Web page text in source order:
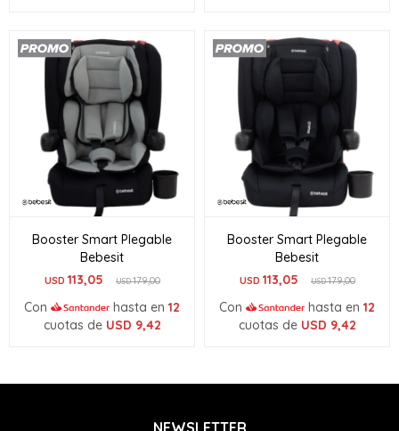
Booster Smart Plegable
Bebesit
USD 113,05 USD179,00
Con hasta en 12
cuotas de USD 9,42
Booster Smart Plegable
Bebesit
USD 113,05 USD179,00
Con hasta en 12
cuotas de USD 9,42
NEWSLETTER